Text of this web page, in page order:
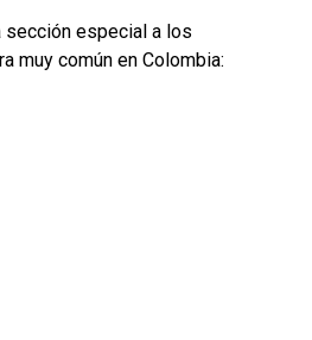
sección especial a los
muy común en Colombia: